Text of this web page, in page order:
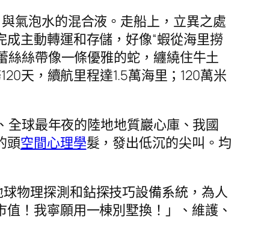
氣泡水的混合液。走船上，立異之處
主動轉運和存儲，好像“蝦從海里撈
絲絲帶像一條優雅的蛇，纏繞住牛土
天，續航里程達1.5萬海里；120萬米
全球最年夜的陸地地質巖心庫、我國
頭空間心理學髮，發出低沉的尖叫。均
物理探測和鉆探技巧設備系統，為人
！我寧願用一棟別墅換！」、維護、